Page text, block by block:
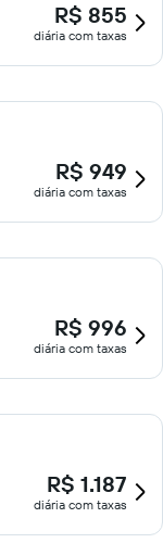
R$ 855
diária com taxas
R$ 949
diária com taxas
R$ 996
diária com taxas
R$ 1.187
diária com taxas